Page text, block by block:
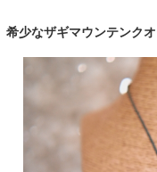
希少なザギマウンテンク